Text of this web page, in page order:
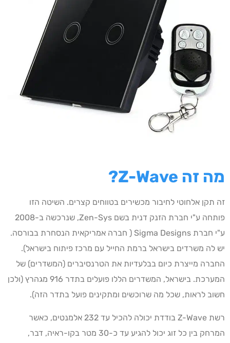
מה זה Z-Wave
?
זה תקן אלחוטי לחיבור מכשירים בטווחים קצרים. השיטה הזו
פותחה ע"י חברת הזנק דנית בשם Zen-Sys, שנרכשה ב-2008
ע"י חברת Sigma Designs ( חברה אמריקאית הנסחרת בבורסה.
יש לה משרדים בישראל ברמת החייל עם מרכז פיתוח בישראל).
החברה מייצרת כיום בבלעדיות את הטרנסיברים (המשדרים) של
המערכת. בישראל, המשדרים הללו פועלים בתדר 916 מגהרץ (ולכן
חשוב לראות, שכל מה שרוכשים ומתקינים פועל בתדר הזה).
רשת Z-Wave בודדת יכולה להכיל עד 232 אלמנטים, כאשר
המרחק בין כל זוג יכול להגיע עד כ-30 מטר בקו-ראיה, דבר,